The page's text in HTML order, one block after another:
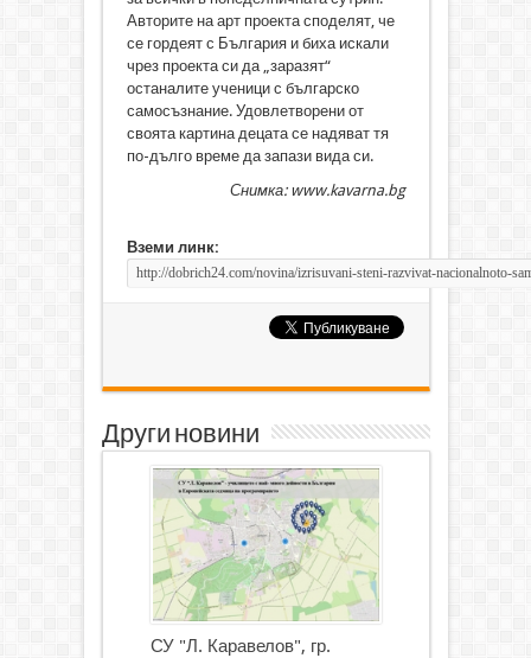
Авторите на арт проекта споделят, че
се гордеят с България и биха искали
чрез проекта си да „заразят“
останалите ученици с българско
самосъзнание. Удовлетворени от
своята картина децата се надяват тя
по-дълго време да запази вида си.
Снимка: www.kavarna.bg
Вземи линк:
Други новини
СУ "Л. Каравелов", гр.